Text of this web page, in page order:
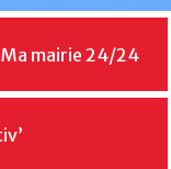
Ma mairie 24/24